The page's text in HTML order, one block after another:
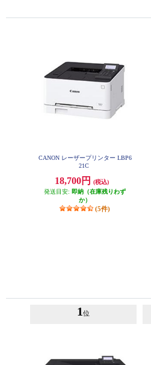
CANON レーザープリンター LBP6
21C
18,700円
(税込)
発送目安: 即納（在庫残りわず
か）
(5件)
1 位